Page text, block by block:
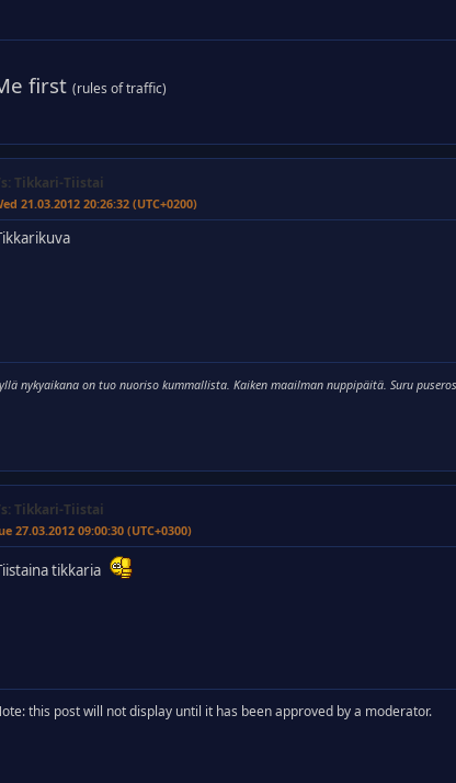
first (rules of traffic)
Tikkari-Tiistai
21.03.2012 20:26:32 (UTC+0200)
nykyaikana on tuo nuoriso kummallista. Kaiken maailman nuppipäitä. Suru
Tikkari-Tiistai
27.03.2012 09:00:30 (UTC+0300)
tikkaria
this post will not display until it has been approved by a moderator.